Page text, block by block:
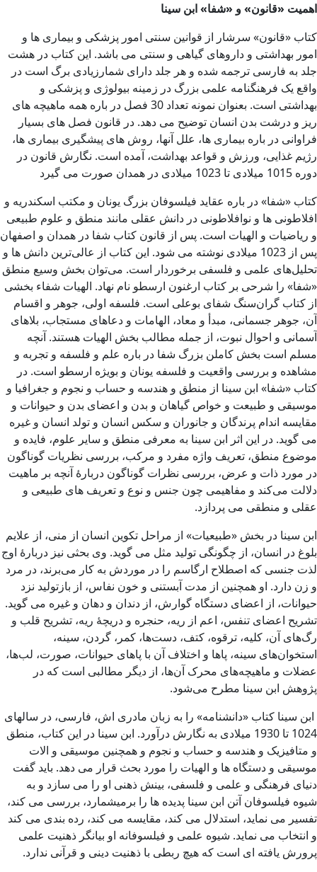
اهمیت «قانون» و «شفا» ابن سینا
کتاب «قانون» سرشار از قوانین سنتی امور پزشکی و بیماری ها و
امور بهداشتی و داروهای گیاهی و سنتی می باشد. این کتاب در هشت
جلد به فارسی ترجمه شده و هر جلد دارای شمارزیادی برگ است در
واقع یک فرهنگنامه علمی بزرگ در زمینه بیولوژی و پزشکی و
بهداشتی است. بعنوان نمونه تعداد 30 فصل در باره همه ماهیچه های
ریز و درشت بدن انسان توضیح می دهد. در قانون فصل های بسیار
فراوانی در باره بیماری ها، علل آنها، روش های پیشگیری بیماری ها،
رژیم غذایی، ورزش و قواعد بهداشت، آمده است. نگارش قانون در
دوره 1015 میلادی تا 1023 میلادی در همدان صورت می گیرد
کتاب «شفا» در باره عقاید فیلسوفان بزرگ یونان و مکتب اسکندریه و
افلاطونی ها و نوافلاطونی در دانش عقلی مانند منطق و علوم طبیعی
و ریاضیات و الهیات است. پس از قانون کتاب شفا در همدان و اصفهان
پس از 1023 میلادی نوشته می شود. این کتاب از عالی‌ترین دانش ها و
تحلیل‌های علمی و فلسفی برخوردار است. می‌توان بخش وسیع منطق
«شفا» را شرحی بر کتاب ارغنون ارسطو نام نهاد. الهیات شفاء بخشی
از کتاب گران‌سنگ شفای بوعلی است. فلسفه اولی، جوهر و اقسام
آن، جوهر جسمانی، مبدأ و معاد، الهامات و دعاهای مستجاب، بلاهای
آسمانی و احوال نبوت، از جمله مطالب بخش الهیات هستند. آنچه
مسلم است بخش کاملن بزرگ شفا در باره علم و فلسفه و تجربه و
مشاهده و بررسی واقعیت و فلسفه یونان و بویژه ارسطو است. در
کتاب «شفا» ابن سینا از منطق و هندسه و حساب و نجوم و جغرافیا و
موسیقی و طبیعت و خواص گیاهان و بدن و اعضای بدن و حیوانات و
مقایسه اندام پرندگان و جانوران و سکس انسان و تولد انسان و غیره
می گوید. در این اثر ابن سینا به معرفی منطق و سایر علوم، فایده و
موضوع منطق، تعریف واژه مفرد و مرکب، بررسی نظریات گوناگون
در مورد ذات و عرض، بررسی نظرات گوناگون دربارهٔ آنچه بر ماهیت
دلالت می‌کند و مفاهیمی چون جنس و نوع و تعریف های طبیعی و
عقلی و منطقی می پردازد.
ابن سینا در بخش «طبیعیات» از مراحل تکوین انسان از منی، از علایم
بلوغ در انسان، از چگونگی تولید مثل می گوید. وی بحثی نیز دربارهٔ اوج
لذت جنسی که اصطلاح ارگاسم را در موردش به کار می‌برند، در مرد
و زن دارد. او همچنین از مدت آبستنی و خون نفاس، از بازتولید نزد
حیوانات، از اعضای دستگاه گوارش، از دندان و دهان و غیره می گوید.
تشریح اعضای تنفس، اعم از ریه، حنجره و دریچهٔ ریه، تشریح قلب و
رگ‌های آن، کلیه، ترقوه، کتف، دست‌ها، کمر، گردن، سینه،
استخوان‌های سینه، پاها و اختلاف آن با پاهای حیوانات، صورت، لب‌ها،
عضلات و ماهیچه‌های محرک آن‌ها، از دیگر مطالبی است که در
پژوهش ابن سینا مطرح می‌شود.
ابن سینا کتاب «دانشنامه» را به زبان مادری اش، فارسی، در سالهای
1024 تا 1930 میلادی به نگارش درآورد. ابن سینا در این کتاب، منطق
و متافیزیک و هندسه و حساب و نجوم و همچنین موسیقی و الات
موسیقی و دستگاه ها و الهیات را مورد بحث قرار می دهد. باید گفت
دنیای فرهنگی و علمی و فلسفی، بینش ذهنی او را می سازد و به
شیوه فیلسوفان آتن ابن سینا پدیده ها را برمیشمارد، بررسی می کند،
تفسیر می نماید، استدلال می کند، مقایسه می کند، رده بندی می کند
و انتخاب می نماید. شیوه علمی و فیلسوفانه او بیانگر ذهنیت علمی
پرورش یافته ای است که هیچ ربطی با ذهنیت دینی و قرآنی ندارد.